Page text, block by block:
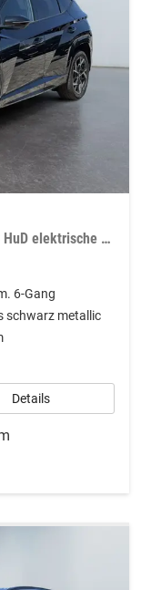
N Line 4WD HEV Panorama Krell ACC HuD elektrische Sitze
6-Gang
schwarz metallic
Details